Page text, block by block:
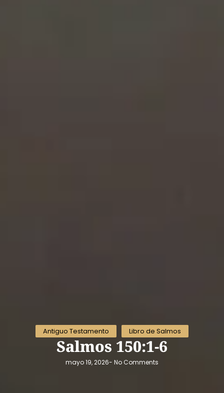
Antiguo Testamento Libro de Salmos
Salmos 150:1-6
mayo 19, 2026- No Comments